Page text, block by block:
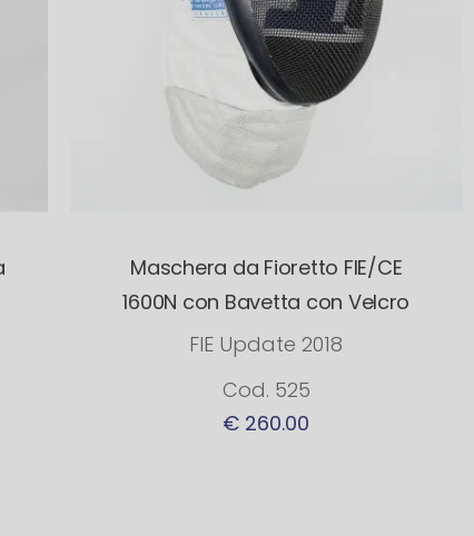
Maschera da Fioretto FIE/CE
1600N con Bavetta con Velcro
FIE Update 2018
Cod. 525
€ 260.00